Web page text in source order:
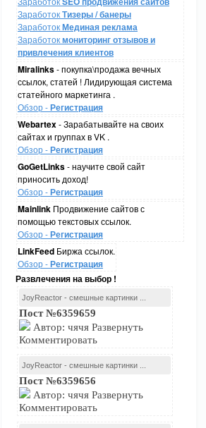
ЗаработокТизеры / банеры
ЗаработокМединая реклама
Заработокмониторинг отзывов и
привлечения клиентов
Miralinks- покупка\продажа вечных
ссылок, статей ! Лидирующая система
статейного маркетинга .
Обзор -Регистрация
Webartex- Зарабатывайте на своих
сайтах и группах в VK .
Обзор -Регистрация
GoGetLinks- научите свой сайт
приносить доход!
Обзор -Регистрация
Mainlink Продвижение сайтов с
помощью текстовых ссылок.
Обзор -Регистрация
LinkFeed Биржа ссылок.
Обзор -Регистрация
Развлечения на выбор !
JoyReactor - смешные картинки ...
Пост №6359659
Автор: чячя Развернуть
Комментировать
JoyReactor - смешные картинки ...
Пост №6359656
Автор: чячя Развернуть
Комментировать